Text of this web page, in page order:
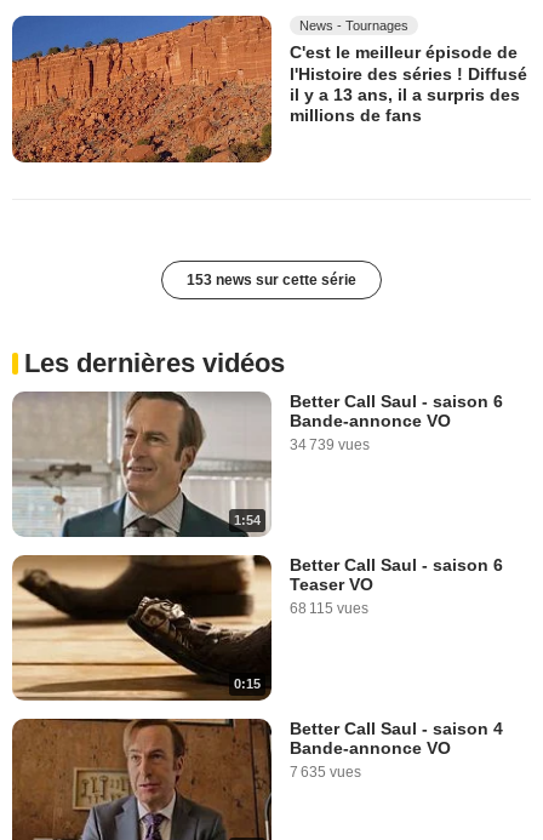
News - Tournages
C'est le meilleur épisode de
l'Histoire des séries ! Diffusé
il y a 13 ans, il a surpris des
millions de fans
153 news sur cette série
Les dernières vidéos
1:54
Better Call Saul - saison 6
Bande-annonce VO
34 739 vues
0:15
Better Call Saul - saison 6
Teaser VO
68 115 vues
Better Call Saul - saison 4
Bande-annonce VO
7 635 vues